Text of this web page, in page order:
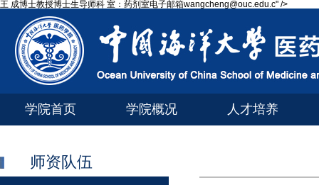
王 成博士教授博士生导师科 室：药剂室电子邮箱wangcheng@ouc.edu.c" />
学院首页 学院概况 人才培养
师资队伍